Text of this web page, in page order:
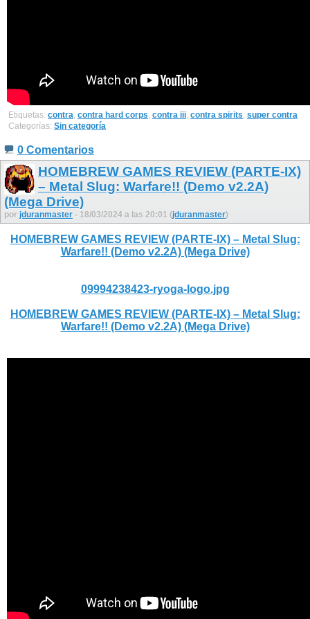
Etiquetas: contra, contra hard corps, contra iii, contra spirits, super contra
Categorías: Sin categoría
0 Comentarios
HOMEBREW GAMES REVIEW (PARTE-IX)
– Metal Slug: Warfare!! (Demo v2.2A)
(Mega Drive)
por jduranmaster - 18/03/2024 a las 20:01 (jduranmaster)
HOMEBREW GAMES REVIEW (PARTE-IX) – Metal Slug:
Warfare!! (Demo v2.2A) (Mega Drive)
09994238423-ryoga-logo.jpg
HOMEBREW GAMES REVIEW (PARTE-IX) – Metal Slug:
Warfare!! (Demo v2.2A) (Mega Drive)